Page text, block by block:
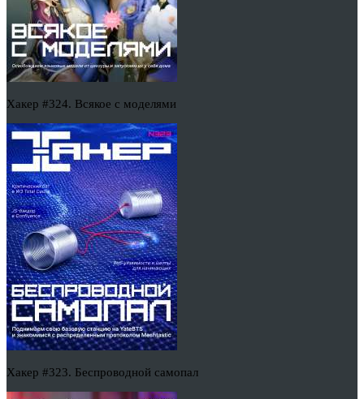
Хакер #324. Всякое с моделями
Хакер #323. Беспроводной самопал